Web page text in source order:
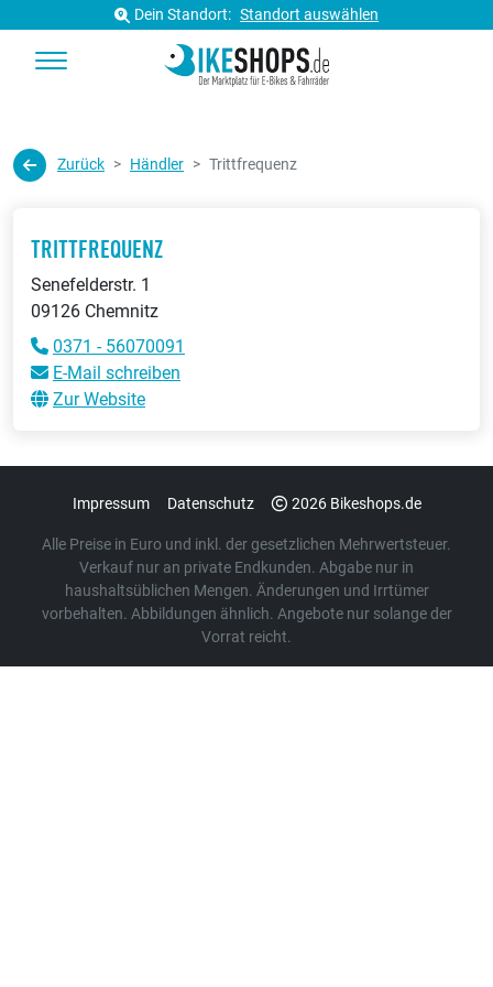
Dein Standort: Standort auswählen
Zurück Händler Trittfrequenz
TRITTFREQUENZ
Senefelderstr. 1
09126 Chemnitz
0371 - 56070091
E-Mail schreiben
Zur Website
Impressum Datenschutz 2026 Bikeshops.de
Alle Preise in Euro und inkl. der gesetzlichen Mehrwertsteuer.
Verkauf nur an private Endkunden. Abgabe nur in
haushaltsüblichen Mengen. Änderungen und Irrtümer
vorbehalten. Abbildungen ähnlich. Angebote nur solange der
Vorrat reicht.